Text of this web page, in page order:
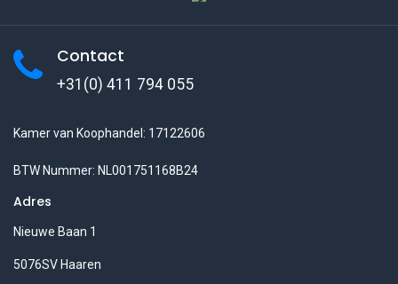
Contact
+31(0) 411 794 055
Kamer van Koophandel: 17122606
BTW Nummer: NL001751168B24
Adres
Nieuwe Baan 1
5076SV Haaren